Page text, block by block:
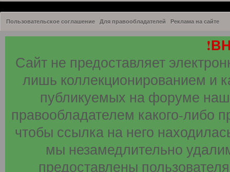
Пользовательское соглашение Для правообладателей Реклама на сайте
Сайт не предоставляет
лишь коллекционированием и
публикуемых на форуме
правообладателем какого-либо
чтобы ссылка на него
мы незамедлительно
предоставлены